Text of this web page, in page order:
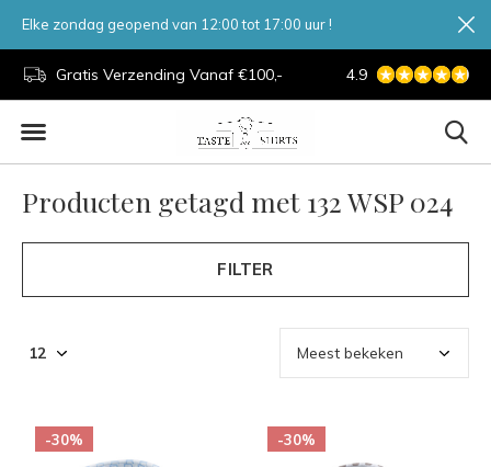
Gratis Verzending Vanaf €100,- 7 Dagen Per
4.9
Elke zondag geopend van 12:00 tot 17:00 uur !
Producten getagd met 132 WSP 024
FILTER
-30% -30%